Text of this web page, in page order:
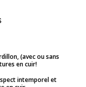
(avec ou sans
en cuir!
intemporel et